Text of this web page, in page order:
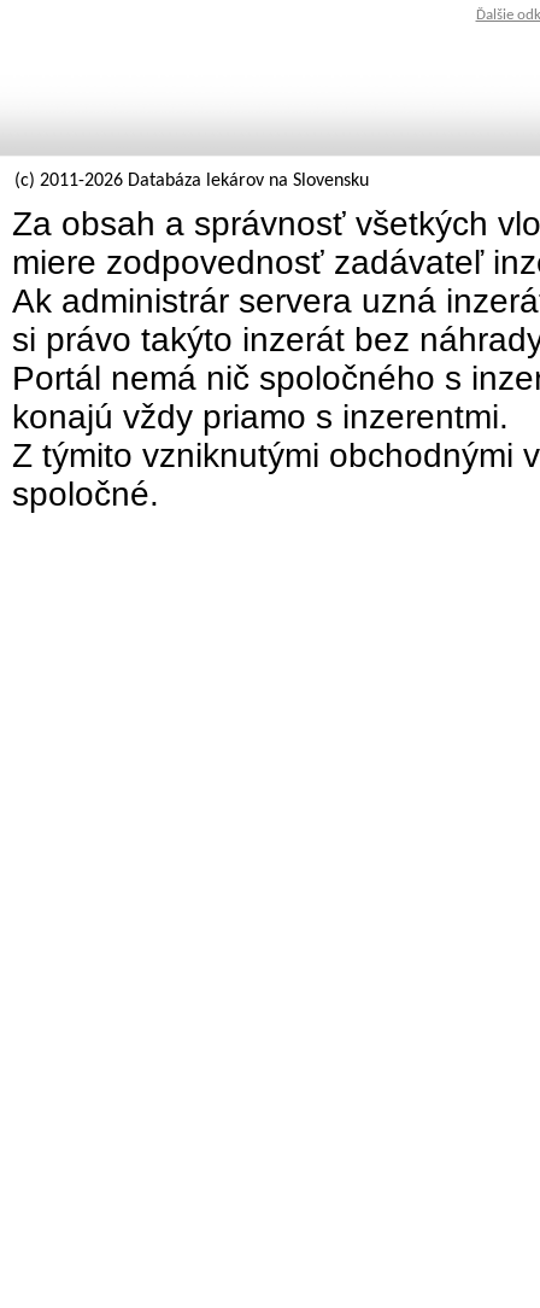
Ďalšie
(c) 2011-2026 Databáza lekárov na Slovensku
Za obsah a správnosť všetkých
miere zodpovednosť zadávateľ
Ak administrár servera uzná
si právo takýto inzerát bez
Portál nemá nič spoločného s
konajú vždy priamo s inzerentmi.
Z týmito vzniknutými obchodnými
spoločné.